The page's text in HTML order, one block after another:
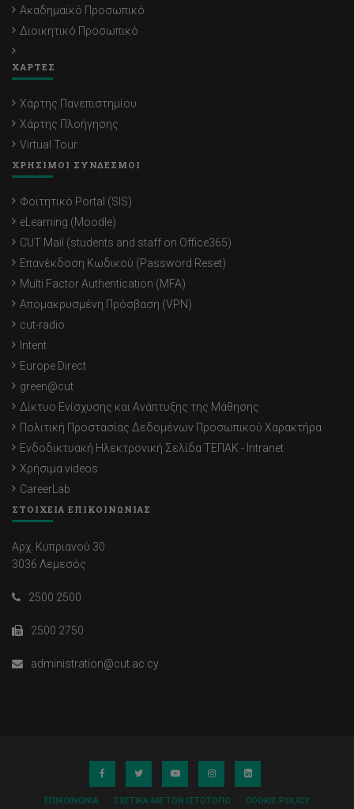
Ακαδημαϊκό Προσωπικό
Διοικητικό Προσωπικό
ΧΑΡΤΕΣ
Χάρτης Πανεπιστημίου
Χάρτης Πλοήγησης
Virtual Tour
ΧΡΗΣΙΜΟΙ ΣΥΝΔΕΣΜΟΙ
Φοιτητικό Portal (SIS)
eLearning (Moodle)
CUT Mail (students and staff on Office365)
Επανέκδοση Κωδικού (Password Reset)
Multi Factor Authentication (MFA)
Απομακρυσμένη Πρόσβαση (VPN)
cut-radio
Intent
Europe Direct
green@cut
Δίκτυο Ενίσχυσης και Ανάπτυξης της Μάθησης
Πολιτική Προστασίας Δεδομένων Προσωπικού Χαρακτήρα
Ενδοδικτυακή Ηλεκτρονική Σελίδα ΤΕΠΑΚ - Intranet
Χρήσιμα videos
CareerLab
ΣΤΟΙΧΕΙΑ ΕΠΙΚΟΙΝΩΝΙΑΣ
Αρχ. Κυπριανού 30
3036 Λεμεσός
2500 2500
2500 2750
administration@cut.ac.cy
ΕΠΙΚΟΙΝΩΝΊΑ ΣΧΕΤΙΚΆ ΜΕ ΤΟΝ ΙΣΤΌΤΟΠΟ
COOKIE POLICY